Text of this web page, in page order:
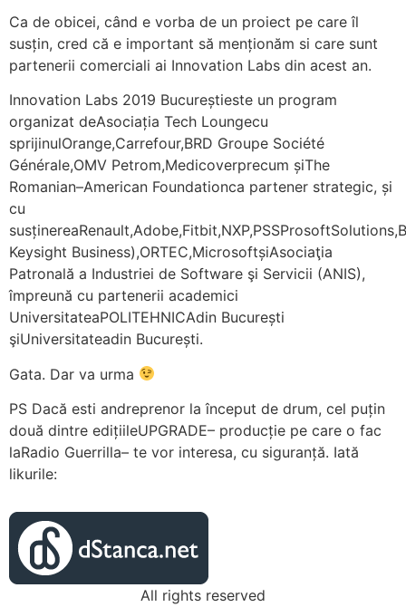
Ca de obicei, când e vorba de un proiect pe care îl
susțin, cred că e important să menționăm si care sunt
partenerii comerciali ai Innovation Labs din acest an.
Innovation Labs 2019 Bucureștieste un program
organizat deAsociația Tech Loungecu
sprijinulOrange,Carrefour,BRD Groupe Société
Générale,OMV Petrom,Medicoverprecum șiThe
Romanian–American Foundationca partener strategic, și
cu
Keysight Business),ORTEC,MicrosoftșiAsociaţia
Patronală a Industriei de Software şi Servicii (ANIS),
împreună cu partenerii academici
UniversitateaPOLITEHNICAdin București
şiUniversitateadin București.
Gata. Dar va urma
PS Dacă esti andreprenor la început de drum, cel puțin
două dintre edițiileUPGRADE– producție pe care o fac
laRadio Guerrilla– te vor interesa, cu siguranță. Iată
likurile:
All rights reserved